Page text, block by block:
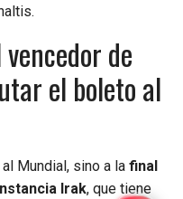
de
el boleto al
Mundial, sino a la final
Irak, que tiene